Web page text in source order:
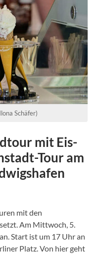
Schäfer)
mit Eis-
Tour am
mit den
Am Mittwoch, 5.
Start ist um 17 Uhr an
Platz. Von hier geht